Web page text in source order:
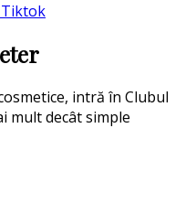
Tiktok
intră în Clubul
mult decât simple